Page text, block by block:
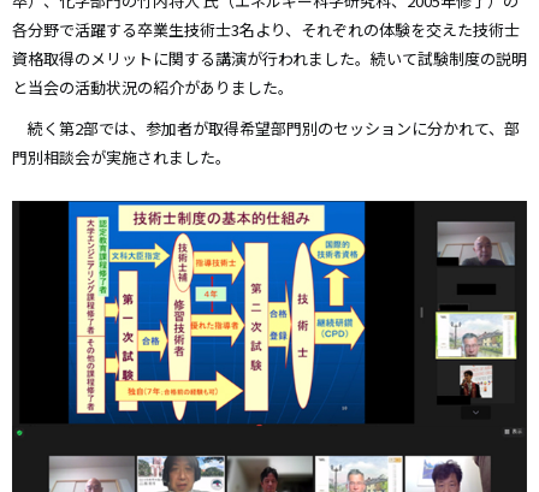
各分野で活躍する卒業生技術士3名より、それぞれの体験を交えた技術士
資格取得のメリットに関する講演が行われました。続いて試験制度の説明
と当会の活動状況の紹介がありました。
続く第2部では、参加者が取得希望部門別のセッションに分かれて、部
門別相談会が実施されました。